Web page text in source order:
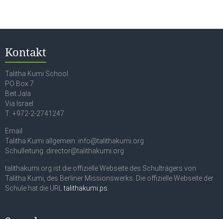
Kontakt
Talitha Kumi School
PO Box 7
Beit Jala
Via Israel
T: +972-2-2741247
Email
Talitha Kumi allgemein: info@talithakumi.org
Schulleitung: director@talithakumi.org
talithakumi.org ist die offizielle Webseite des Schulträgers von
Talitha Kumi, des Berliner Missionswerks. Die offizielle Webseite der
Schule hat die URLtalithakumi.ps.